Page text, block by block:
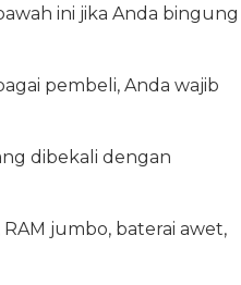
ini jika Anda bingung
pembeli, Anda wajib
dibekali dengan
RAM jumbo, baterai awet,